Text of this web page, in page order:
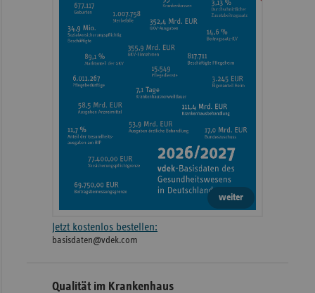
weiter
Jetzt kostenlos bestellen:
basisdaten@vdek.com
Qualität im Krankenhaus